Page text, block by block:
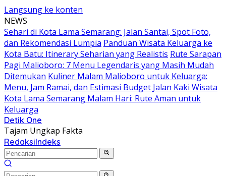
Langsung ke konten
NEWS
Sehari di Kota Lama Semarang: Jalan Santai, Spot Foto,
dan Rekomendasi Lumpia Panduan Wisata Keluarga ke
Kota Batu: Itinerary Seharian yang Realistis Rute Sarapan
Pagi Malioboro: 7 Menu Legendaris yang Masih Mudah
Ditemukan Kuliner Malam Malioboro untuk Keluarga:
Menu, Jam Ramai, dan Estimasi Budget Jalan Kaki Wisata
Kota Lama Semarang Malam Hari: Rute Aman untuk
Keluarga
Detik One
Tajam Ungkap Fakta
RedaksiIndeks